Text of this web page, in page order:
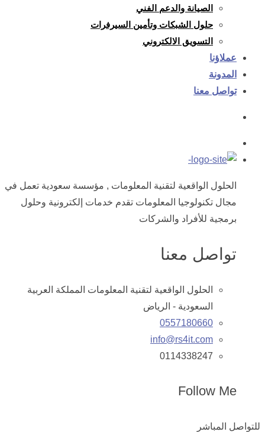
الصيانة والدعم الفني
حلول الشبكات وتأمين السيرفرات
التسويق الالكتروني
عملاؤنا
المدونة
تواصل معنا
الحلول الواقعية لتقنية المعلومات , مؤسسة سعودية تعمل في
مجال تكنولوجيا المعلومات تقدم خدمات إلكترونية وحلول
برمجية للأفراد والشركات
تواصل معنا
الحلول الواقعية لتقنية المعلومات المملكة العربية
السعودية - الرياض
0557180660
info@rs4it.com
0114338247
Follow Me
للتواصل المباشر